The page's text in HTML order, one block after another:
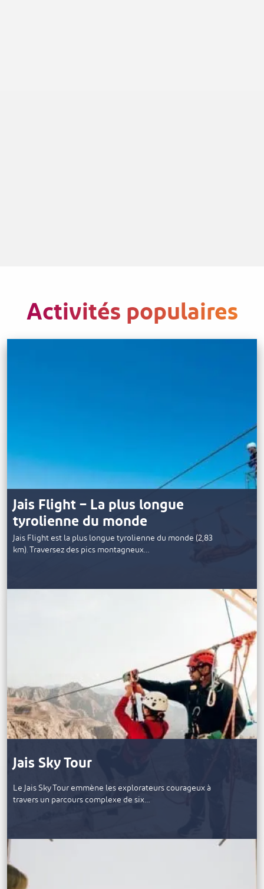
Activités populaires
Jais Flight – La plus longue
tyrolienne du monde
Jais Flight est la plus longue tyrolienne du monde (2,83
km). Traversez des pics montagneux…
Jais Sky Tour
Le Jais Sky Tour emmène les explorateurs courageux à
travers un parcours complexe de six…